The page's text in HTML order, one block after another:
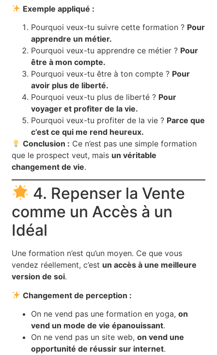
Exemple appliqué :
Pourquoi veux-tu suivre cette formation ? Pour
apprendre un métier.
Pourquoi veux-tu apprendre ce métier ? Pour
être à mon compte.
Pourquoi veux-tu être à ton compte ? Pour
avoir plus de liberté.
Pourquoi veux-tu plus de liberté ? Pour
voyager et profiter de la vie.
Pourquoi veux-tu profiter de la vie ? Parce que
c’est ce qui me rend heureux.
Conclusion : Ce n’est pas une simple formation
que le prospect veut, mais un véritable
changement de vie.
4. Repenser la Vente
comme un Accès à un
Idéal
Une formation n’est qu’un moyen. Ce que vous
vendez réellement, c’est un accès à une meilleure
version de soi.
Changement de perception :
On ne vend pas une formation en yoga, on
vend un mode de vie épanouissant.
On ne vend pas un site web, on vend une
opportunité de réussir sur internet.